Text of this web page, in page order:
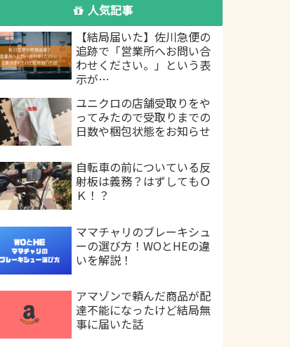
人気記事
【結局届いた】佐川急便の
追跡で「営業所へお問い合
わせください。」という表
示が…
ユニクロの店舗受取りをや
ってみたので受取りまでの
日数や梱包状態をお知らせ
自転車の前についている反
射板は義務？はずしてもＯ
Ｋ！？
ママチャリのブレーキシュ
ーの選び方！WOとHEの違
いを解説！
アマゾンで頼んだ商品が配
達不能になったけど結局無
事に届いた話